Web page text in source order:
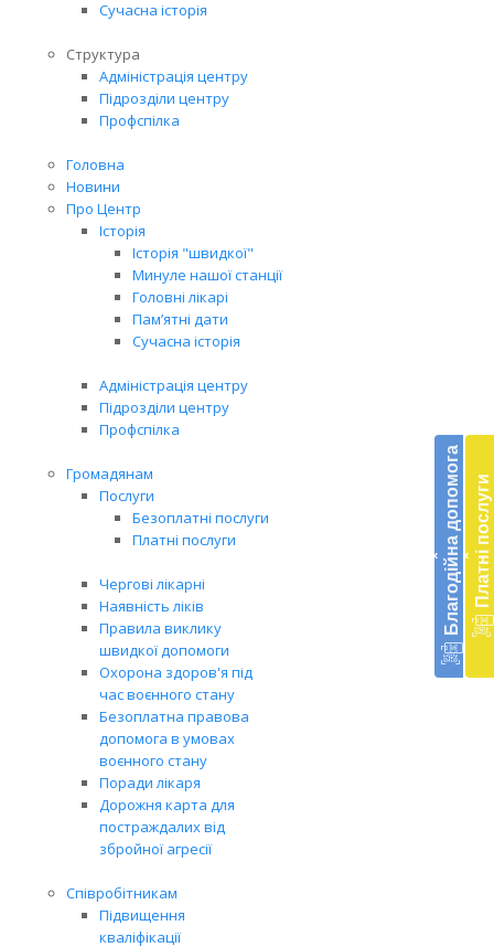
Сучасна історія
Структура
Адміністрація центру
Підрозділи центру
Профспілка
Головна
Новини
Про Центр
Історія
Історія "швидкої"
Минуле нашої станції
Головні лікарі
Пам’ятні дати
Сучасна історія
Адміністрація центру
Підрозділи центру
Профспілка
Громадянам
Послуги
Безоплатні послуги
Платні послуги
Чергові лікарні
Наявність ліків
Правила виклику
швидкої допомоги
Охорона здоров'я під
час воєнного стану
Безоплатна правова
допомога в умовах
воєнного стану
Поради лікаря
Дорожня карта для
постраждалих від
збройної агресії
Співробітникам
Підвищення
кваліфікації
‹ Благодійна допомога ‹ Платні послуги